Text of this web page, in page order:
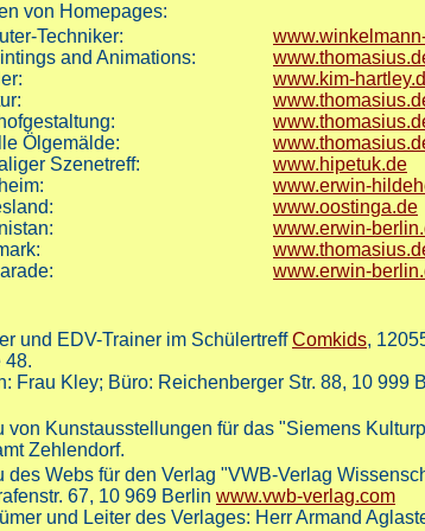
von Homepages:
Techniker:
and Animations:
Ölgemälde:
Szenetreff:
www.kim-
www.hipetuk.de
www.erwin-
www.oostinga.de
www.erwin-
www.erwin-
und EDV-Trainer im SchülertreffComkids,
48.
Frau Kley; Büro: Reichenberger Str. 88, 10 999
von Kunstausstellungen für das "Siemens
Zehlendorf.
des Webs für den Verlag "VWB-Verlag
67, 10 969 Berlin www.vwb-verlag.com
und Leiter des Verlages: Herr Armand